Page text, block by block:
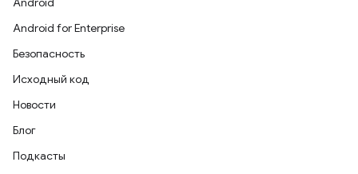
Android for Enterprise
Безопасность
Исходный код
Новости
Блог
Подкасты